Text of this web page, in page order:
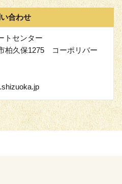
合わせ
トセンター
柏久保1275 コーポリバー